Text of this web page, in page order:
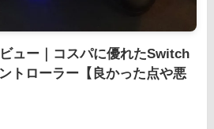
ュー｜コスパに優れたSwitch
トローラー【良かった点や悪